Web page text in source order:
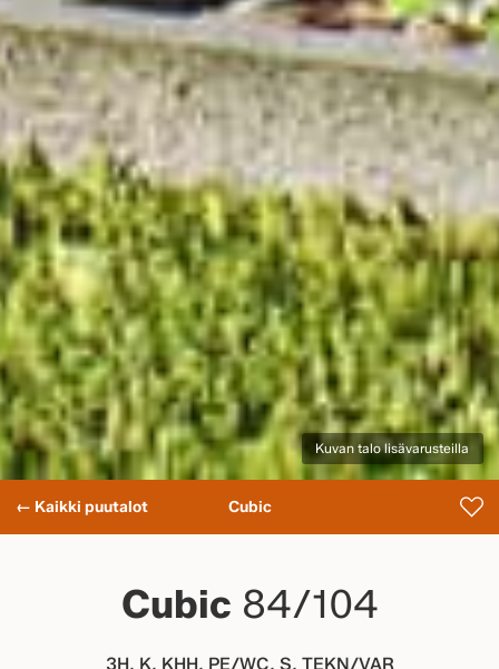
Kuvan talo lisävarusteilla
← Kaikki puutalot Cubic
Cubic 84/104
3H, K, KHH, PE/WC, S, TEKN/VAR